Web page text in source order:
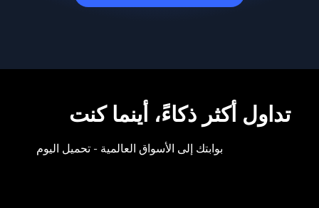
تداول أكثر ذكاءً، أينما كنت
بوابتك إلى الأسواق العالمية - تحميل اليوم